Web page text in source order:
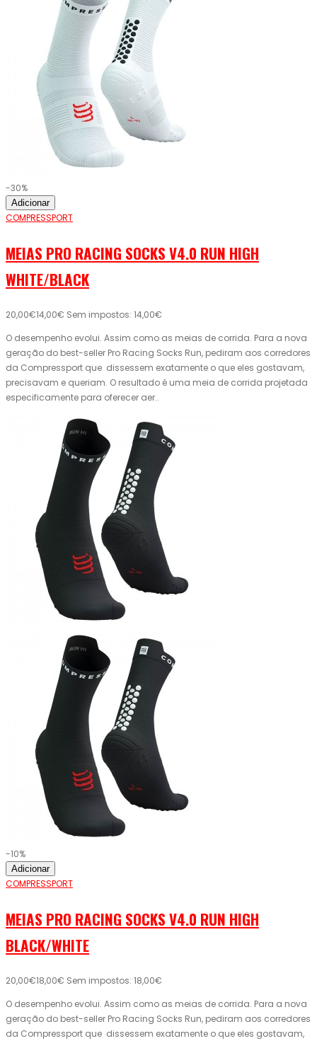
-30%
Adicionar
COMPRESSPORT
MEIAS PRO RACING SOCKS V4.0 RUN HIGH
WHITE/BLACK
20,00€14,00€ Sem impostos: 14,00€
O desempenho evolui. Assim como as meias de corrida. Para a nova
geração do best-seller Pro Racing Socks Run, pediram aos corredores
da Compressport que dissessem exatamente o que eles gostavam,
precisavam e queriam. O resultado é uma meia de corrida projetada
especificamente para oferecer aer..
-10%
Adicionar
COMPRESSPORT
MEIAS PRO RACING SOCKS V4.0 RUN HIGH
BLACK/WHITE
20,00€18,00€ Sem impostos: 18,00€
O desempenho evolui. Assim como as meias de corrida. Para a nova
geração do best-seller Pro Racing Socks Run, pediram aos corredores
da Compressport que dissessem exatamente o que eles gostavam,